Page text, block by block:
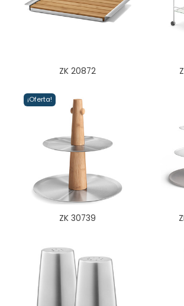
ZK 20872
¡Oferta!
ZK 30739